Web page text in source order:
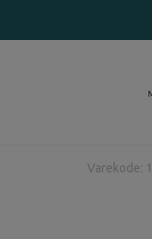
Varekode: